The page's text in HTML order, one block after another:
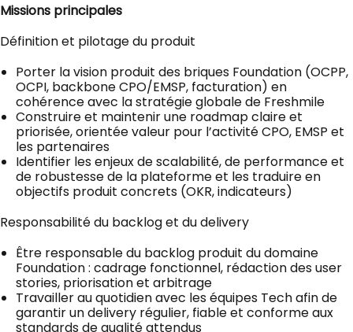
Missions principales
Définition et pilotage du produit
Porter la vision produit des briques Foundation (OCPP,
OCPI, backbone CPO/EMSP, facturation) en
cohérence avec la stratégie globale de Freshmile
Construire et maintenir une roadmap claire et
priorisée, orientée valeur pour l’activité CPO, EMSP et
les partenaires
Identifier les enjeux de scalabilité, de performance et
de robustesse de la plateforme et les traduire en
objectifs produit concrets (OKR, indicateurs)
Responsabilité du backlog et du delivery
Être responsable du backlog produit du domaine
Foundation : cadrage fonctionnel, rédaction des user
stories, priorisation et arbitrage
Travailler au quotidien avec les équipes Tech afin de
garantir un delivery régulier, fiable et conforme aux
standards de qualité attendus